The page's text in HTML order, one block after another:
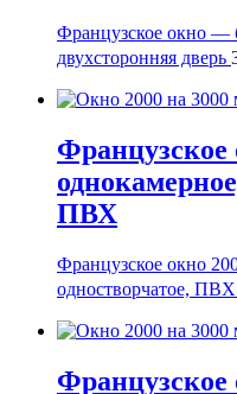
Французское окно
двухсторонняя дверь
ПВХ
Французское окно
одностворчатое, ПВХ